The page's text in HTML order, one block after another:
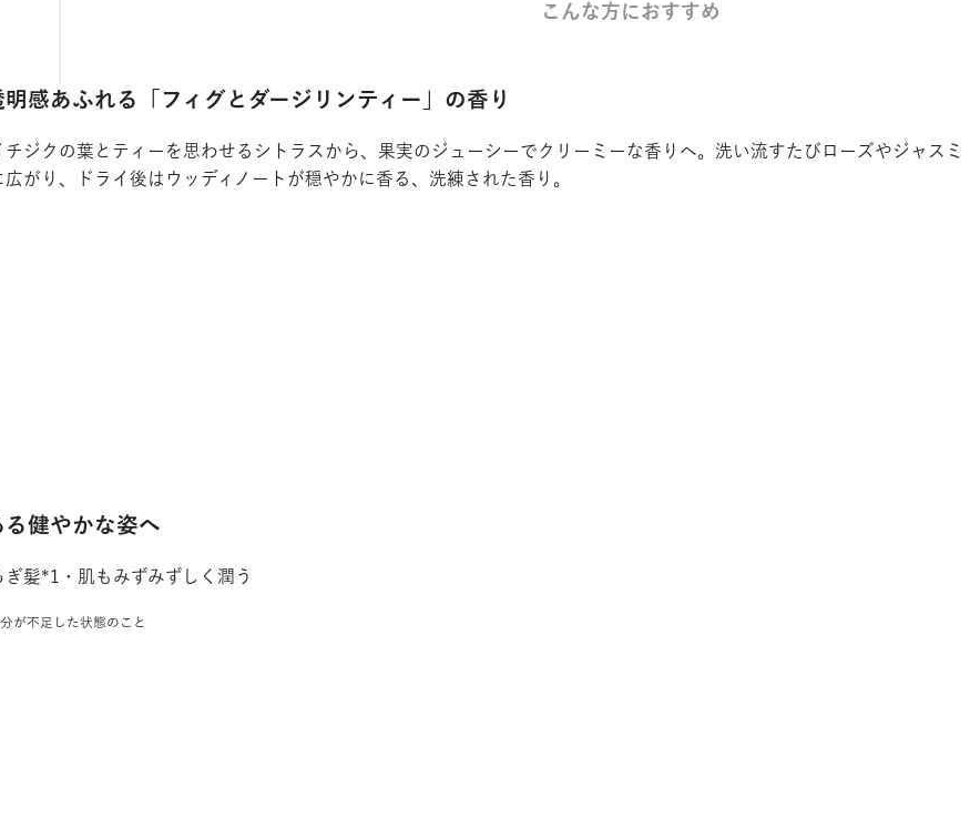
こんな方におすすめ
明感あふれる「フィグとダージリンティー」の香り
チジクの葉とティーを思わせるシトラスから、果実のジューシーでクリーミーな香りへ。洗い流すたびローズやジャスミ
広がり、ドライ後はウッディノートが穏やかに香る、洗練された香り。
る健やかな姿へ
ぎ髪*1・肌もみずみずしく潤う
が不足した状態のこと